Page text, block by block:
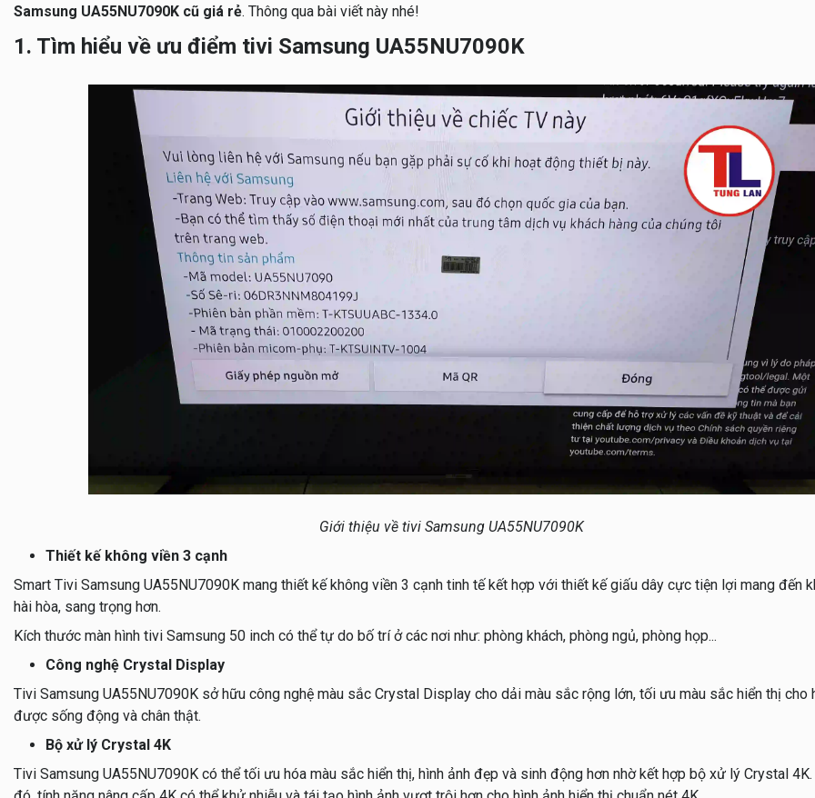
Samsung UA55NU7090K cũ giá rẻ. Thông qua bài viết này nhé!
1. Tìm hiểu về ưu điểm tivi Samsung UA55NU7090K
Giới thiệu về tivi Samsung UA55NU7090K
Thiết kế không viền 3 cạnh
Smart Tivi Samsung UA55NU7090K mang thiết kế không viền 3 cạnh tinh tế kết hợp với thiết kế giấu dây cực tiện lợi mang đến
hài hòa, sang trọng hơn.
Kích thước màn hình tivi Samsung 50 inch có thể tự do bố trí ở các nơi như: phòng khách, phòng ngủ, phòng họp...
Công nghệ Crystal Display
Tivi Samsung UA55NU7090K sở hữu công nghệ màu sắc Crystal Display cho dải màu sắc rộng lớn, tối ưu màu sắc hiển thị cho
được sống động và chân thật.
Bộ xử lý Crystal 4K
Tivi Samsung UA55NU7090K có thể tối ưu hóa màu sắc hiển thị, hình ảnh đẹp và sinh động hơn nhờ kết hợp bộ xử lý Crystal